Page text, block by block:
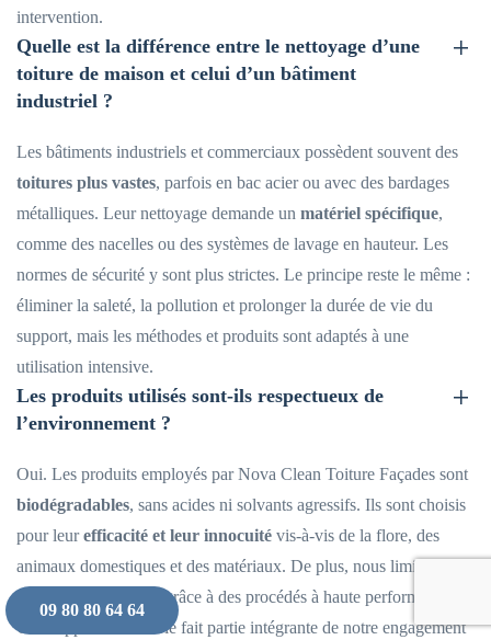
intervention.
Quelle est la différence entre le nettoyage d’une
toiture de maison et celui d’un bâtiment
industriel ?
Les bâtiments industriels et commerciaux possèdent souvent des
toitures plus vastes, parfois en bac acier ou avec des bardages
métalliques. Leur nettoyage demande un matériel spécifique,
comme des nacelles ou des systèmes de lavage en hauteur. Les
normes de sécurité y sont plus strictes. Le principe reste le même :
éliminer la saleté, la pollution et prolonger la durée de vie du
support, mais les méthodes et produits sont adaptés à une
utilisation intensive.
Les produits utilisés sont-ils respectueux de
l’environnement ?
Oui. Les produits employés par Nova Clean Toiture Façades sont
biodégradables, sans acides ni solvants agressifs. Ils sont choisis
pour leurefficacité et leur innocuité vis-à-vis de la flore, des
animaux domestiques et des matériaux. De plus, nous limitons la
consommation d’eau grâce à des procédés à haute performance.
Cette approche durable fait partie intégrante de notre engagement
09 80 80 64 64